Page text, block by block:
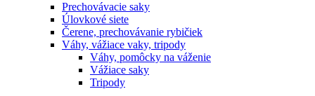
Prechovávacie saky
Úlovkové siete
Čerene, prechovávanie rybičiek
Váhy, vážiace vaky, tripody
Váhy, pomôcky na váženie
Vážiace saky
Tripody